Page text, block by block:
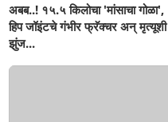
अबब..! १५.५ किलोचा 'मांसाचा गोळा',
हिप जॉइंटचे गंभीर फ्रॅक्चर अन् मृत्यूशी
झुंज...